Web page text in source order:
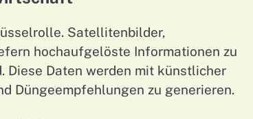
Satellitenbilder,
hochaufgelöste Informationen zu
Daten werden mit künstlicher
Düngeempfehlungen zu generieren.